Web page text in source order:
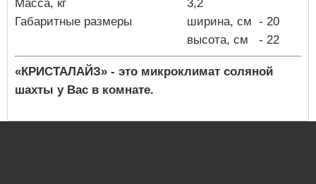
Масса, кг
3,2
Габаритные размеры
ширина, см - 20
высота, см - 22
«КРИСТАЛАЙЗ» - это микроклимат соляной
шахты у Вас в комнате.